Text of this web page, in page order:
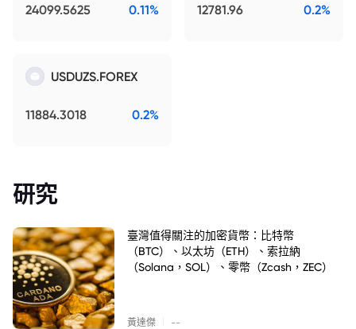
24099.5625 0.11% 12781.96 0.2%
USDUZS.FOREX
11884.3018 0.2%
研究
臺灣值得關注的加密貨幣：比特幣
（BTC）、以太坊（ETH）、索拉納
（Solana，SOL）、零幣（Zcash，ZEC）
黃達傑 --